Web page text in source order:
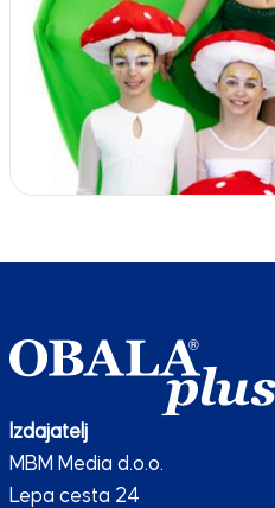
Izdajatelj
MBM Media d.o.o.
Lepa cesta 24